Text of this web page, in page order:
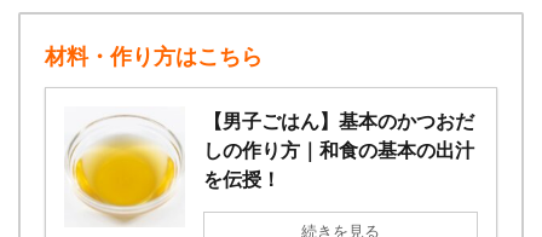
材料・作り方はこちら
【男子ごはん】基本のかつおだ
しの作り方｜和食の基本の出汁
を伝授！
続きを見る